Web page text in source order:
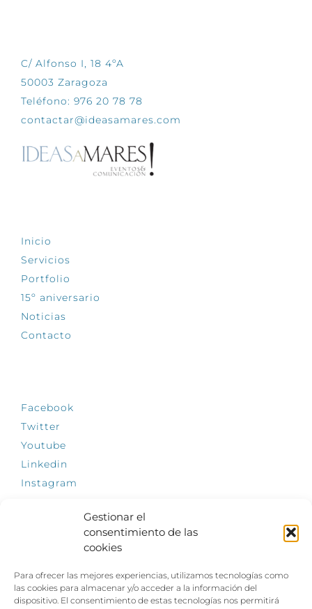
Gestionar el
consentimiento de las
cookies
Para ofrecer las mejores experiencias, utilizamos tecnologías como
las cookies para almacenar y/o acceder a la información del
dispositivo. El consentimiento de estas tecnologías nos permitirá
C/ Alfonso I, 18 4ºA
50003 Zaragoza
Teléfono: 976 20 78 78
contactar@ideasamares.com
Inicio
Servicios
Portfolio
15º aniversario
Noticias
Contacto
Facebook
Twitter
Youtube
Linkedin
Instagram
El empleo, la gran llave para una vida
independiente: Fundación Dfa reclama un